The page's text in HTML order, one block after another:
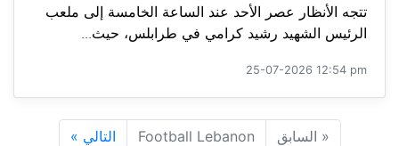
تتجه الأنظار عصر الأحد عند الساعة الخامسة إلى ملعب
الرئيس الشهيد رشيد كرامي في طرابلس، حيث...
25-07-2026 12:54 pm
« السابق Football Lebanon التالي »